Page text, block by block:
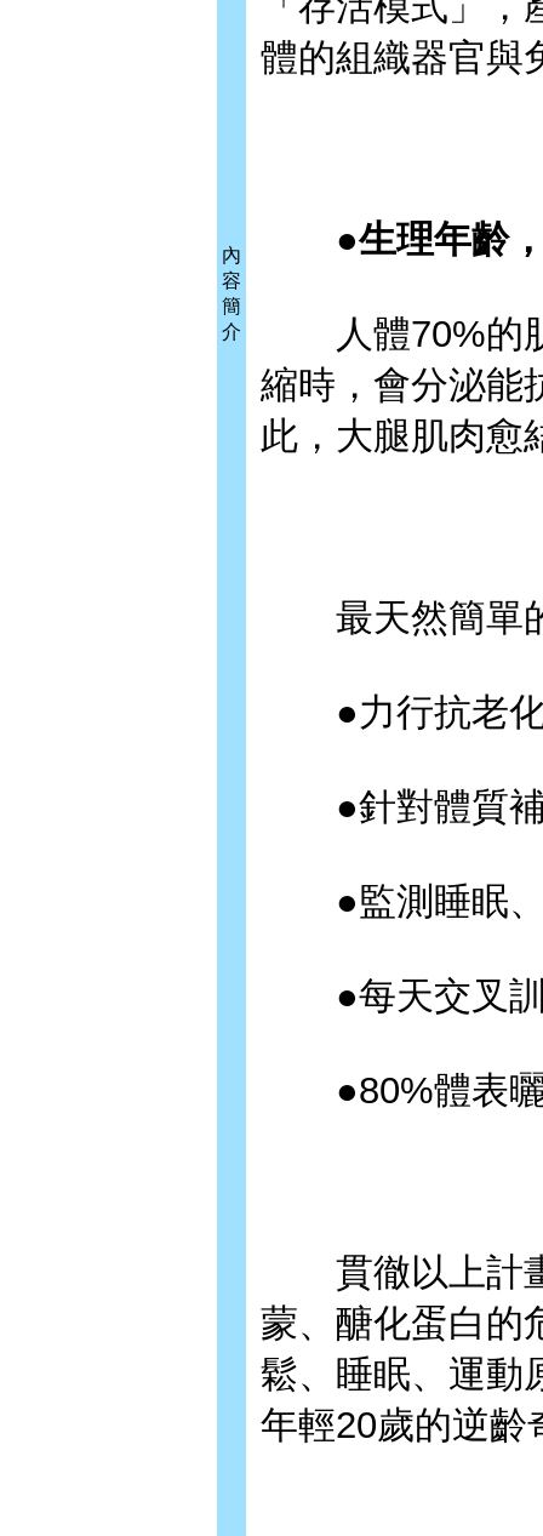
內
容
簡
介
體的組織器官與
●生理年齡，
人體70%的肌
縮時，會分泌能
此，大腿肌肉愈
最天然簡單的
●力行抗老化
●針對體質補
●監測睡眠、
●每天交叉訓
●80%體表曬
貫徹以上計畫
蒙、醣化蛋白的
鬆、睡眠、運動
年輕20歲的逆齡